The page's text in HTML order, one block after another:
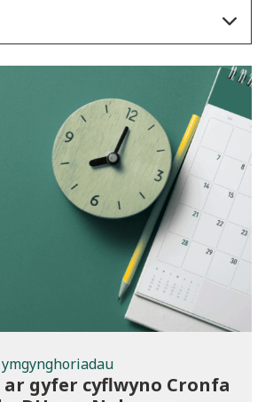
Ymatebion i
gyfer cyflwyno Cronfa